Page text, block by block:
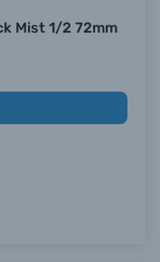
Mist 1/2 72mm